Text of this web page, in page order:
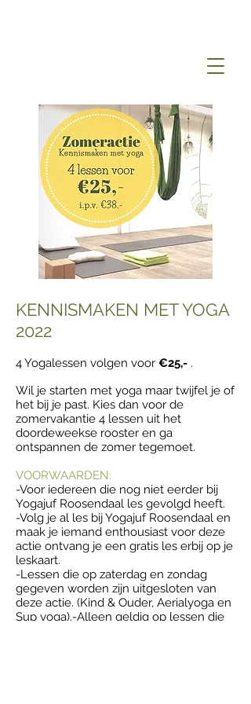
KENNISMAKEN MET YOGA
2022
4 Yogalessen volgen voor €25,- .
Wil je starten met yoga maar twijfel je of
het bij je past. Kies dan voor de
zomervakantie 4 lessen uit het
doordeweekse rooster en ga
ontspannen de zomer tegemoet.
VOORWAARDEN:
-Voor iedereen die nog niet eerder bij
Yogajuf Roosendaal les gevolgd heeft.
-Volg je al les bij Yogajuf Roosendaal en
maak je iemand enthousiast voor deze
actie ontvang je een gratis les erbij op je
leskaart.
-Lessen die op zaterdag en zondag
gegeven worden zijn uitgesloten van
deze actie. (Kind & Ouder, Aerialyoga en
Sup yoga).-Alleen geldig op lessen die